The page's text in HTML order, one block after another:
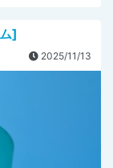
]
2025/11/13